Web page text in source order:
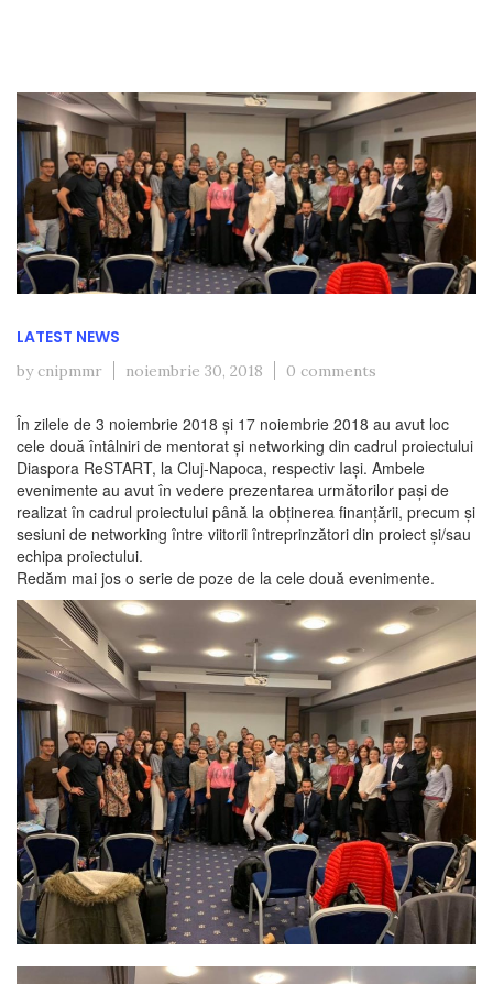
LATEST NEWS
by cnipmmr noiembrie 30, 2018 0 comments
În zilele de 3 noiembrie 2018 și 17 noiembrie 2018 au avut loc
cele două întâlniri de mentorat și networking din cadrul proiectului
Diaspora ReSTART, la Cluj-Napoca, respectiv Iași. Ambele
evenimente au avut în vedere prezentarea următorilor pași de
realizat în cadrul proiectului până la obținerea finanțării, precum și
sesiuni de networking între viitorii întreprinzători din proiect și/sau
echipa proiectului.
Redăm mai jos o serie de poze de la cele două evenimente.